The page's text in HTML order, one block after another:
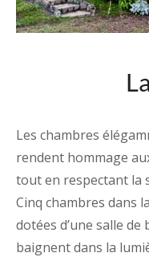
Les chambres
rendent hommage
tout en respectant la
Cinq chambres dans
dotées d’une salle
baignent dans la